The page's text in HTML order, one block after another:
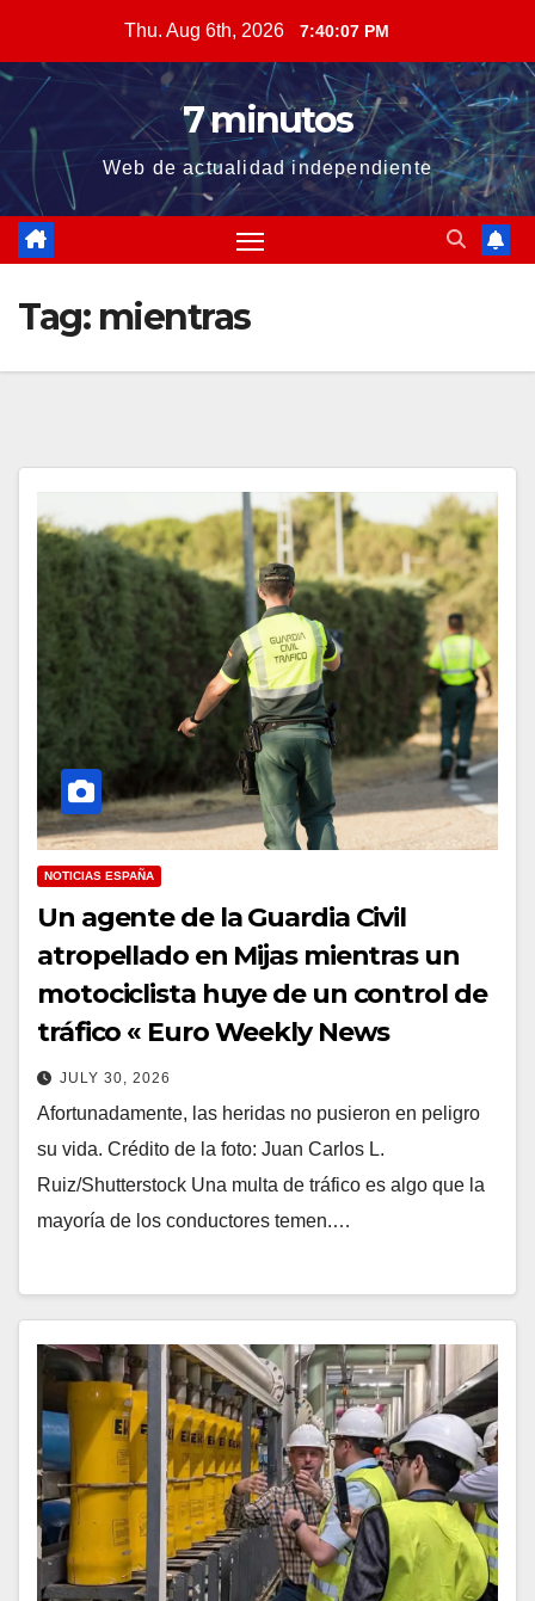
content
Thu. Aug 6th, 2026 7:40:08 PM
7 minutos
Web de actualidad independiente
Tag: mientras
NOTICIAS ESPAÑA
Un agente de la Guardia Civil
atropellado en Mijas mientras un
motociclista huye de un control de
tráfico « Euro Weekly News
JULY 30, 2026
Afortunadamente, las heridas no pusieron en peligro
su vida. Crédito de la foto: Juan Carlos L.
Ruiz/Shutterstock Una multa de tráfico es algo que la
mayoría de los conductores temen.…